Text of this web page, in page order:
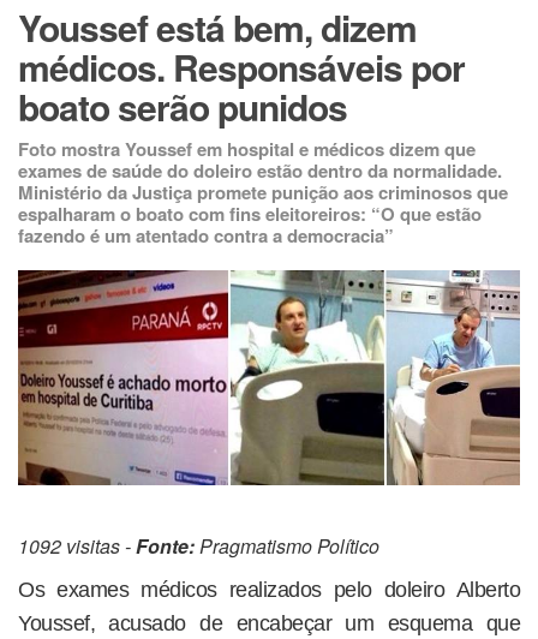
Youssef está bem, dizem
médicos. Responsáveis por
boato serão punidos
Foto mostra Youssef em hospital e médicos dizem que
exames de saúde do doleiro estão dentro da normalidade.
Ministério da Justiça promete punição aos criminosos que
espalharam o boato com fins eleitoreiros: “O que estão
fazendo é um atentado contra a democracia”
1092 visitas -Fonte:Pragmatismo Político
Os exames médicos realizados pelo doleiro Alberto
Youssef, acusado de encabeçar um esquema que